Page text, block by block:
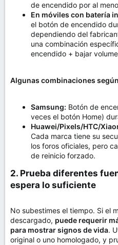
de encendido por al
En móviles con batería
el botón de encendido
dependiendo del
una combinación
encendido + bajar
Algunas combinaciones
Samsung: Botón de
veces el botón Home)
Huawei/Pixels/HTC/
Cada marca tiene su
los foros oficiales, pero
de reinicio forzado.
2. Prueba diferentes
espera lo suficiente​
No subestimes el tiempo. Si el
descargado, puede requerir
para mostrar signos de vida.
original o uno homologado, y